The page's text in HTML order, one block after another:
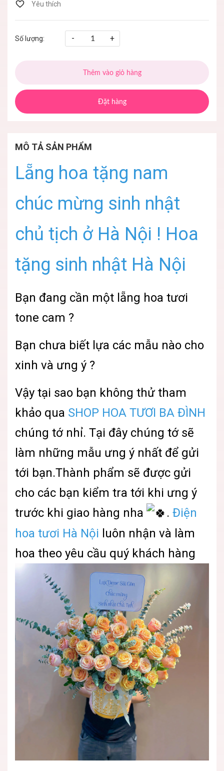
Số lượng: - +
Thêm vào giỏ hàng
Đặt hàng
MÔ TẢ SẢN PHẨM
Lẵng hoa tặng nam
chúc mừng sinh nhật
chủ tịch ở Hà Nội ! Hoa
tặng sinh nhật Hà Nội
Bạn đang cần một lẵng hoa tươi
tone cam ?
Bạn chưa biết lựa các mẫu nào cho
xinh và ưng ý ?
Vậy tại sao bạn không thử tham
khảo qua SHOP HOA TƯƠI BA ĐÌNH
chúng tớ nhỉ. Tại đây chúng tớ sẽ
làm những mẫu ưng ý nhất để gửi
tới bạn.Thành phẩm sẽ được gửi
cho các bạn kiểm tra tới khi ưng ý
trước khi giao hàng nha
. Điện
hoa tươi Hà Nội luôn nhận và làm
hoa theo yêu cầu quý khách hàng